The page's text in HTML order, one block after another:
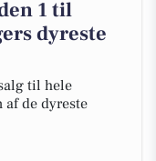
1 til
dyreste
til hele
de dyreste